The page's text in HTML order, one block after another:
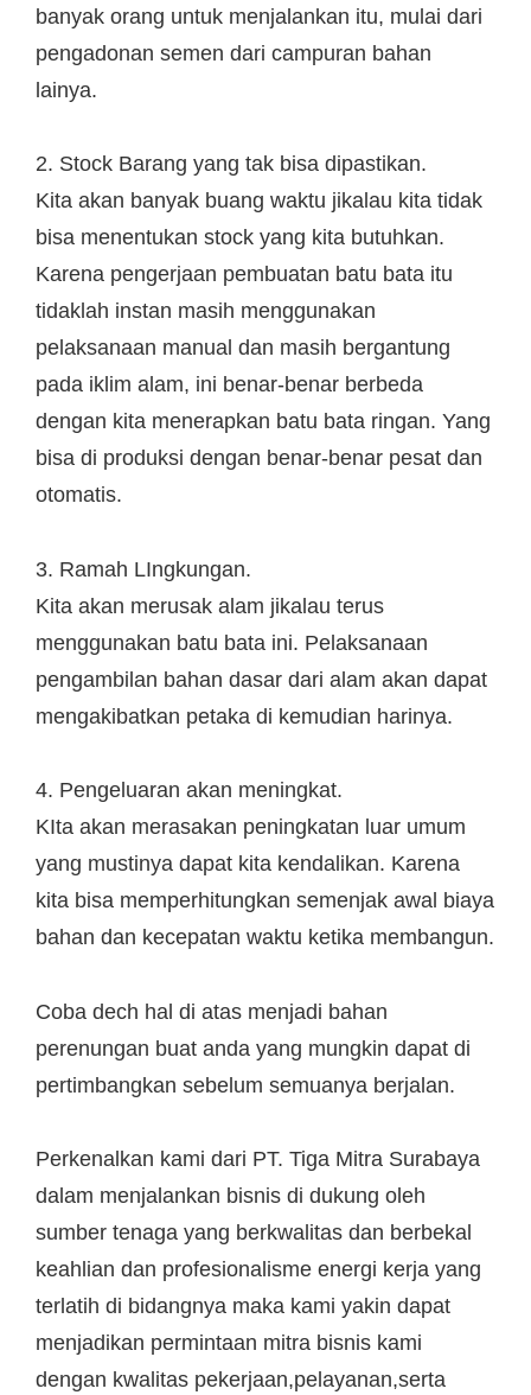
banyak orang untuk menjalankan itu, mulai dari
pengadonan semen dari campuran bahan
lainya.
2. Stock Barang yang tak bisa dipastikan.
Kita akan banyak buang waktu jikalau kita tidak
bisa menentukan stock yang kita butuhkan.
Karena pengerjaan pembuatan batu bata itu
tidaklah instan masih menggunakan
pelaksanaan manual dan masih bergantung
pada iklim alam, ini benar-benar berbeda
dengan kita menerapkan batu bata ringan. Yang
bisa di produksi dengan benar-benar pesat dan
otomatis.
3. Ramah LIngkungan.
Kita akan merusak alam jikalau terus
menggunakan batu bata ini. Pelaksanaan
pengambilan bahan dasar dari alam akan dapat
mengakibatkan petaka di kemudian harinya.
4. Pengeluaran akan meningkat.
KIta akan merasakan peningkatan luar umum
yang mustinya dapat kita kendalikan. Karena
kita bisa memperhitungkan semenjak awal biaya
bahan dan kecepatan waktu ketika membangun.
Coba dech hal di atas menjadi bahan
perenungan buat anda yang mungkin dapat di
pertimbangkan sebelum semuanya berjalan.
Perkenalkan kami dari PT. Tiga Mitra Surabaya
dalam menjalankan bisnis di dukung oleh
sumber tenaga yang berkwalitas dan berbekal
keahlian dan profesionalisme energi kerja yang
terlatih di bidangnya maka kami yakin dapat
menjadikan permintaan mitra bisnis kami
dengan kwalitas pekerjaan,pelayanan,serta